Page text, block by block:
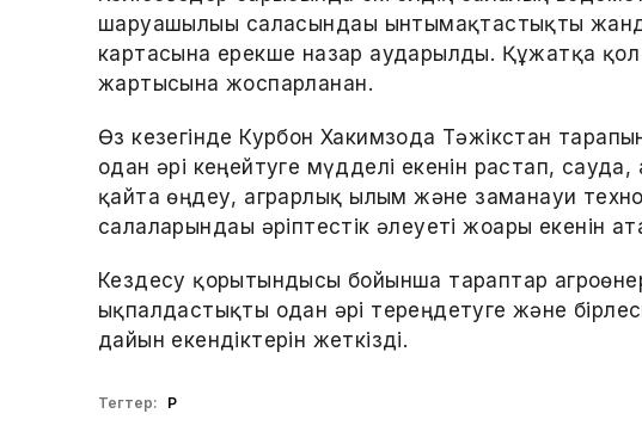
шаруашылығы саласындағы ынтымақтастықты
картасына ерекше назар аударылды. Құжатқа қол
жартысына жоспарланған.
Өз кезегінде Курбон Хакимзода Тәжікстан
одан әрі кеңейтуге мүдделі екенін растап,
қайта өңдеу, аграрлық ғылым және заманауи
салаларындағы әріптестік әлеуеті жоғары екенін
Кездесу қорытындысы бойынша тараптар
ықпалдастықты одан әрі тереңдетуге және
дайын екендіктерін жеткізді.
Тегтер: ҚР